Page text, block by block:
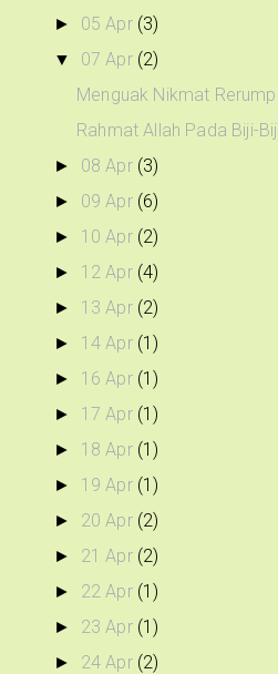
► 05 Apr (3)
▼ 07 Apr (2)
Menguak Nikmat
Rahmat Allah Pada Biji-
► 08 Apr (3)
► 09 Apr (6)
► 10 Apr (2)
► 12 Apr (4)
► 13 Apr (2)
► 14 Apr (1)
► 16 Apr (1)
► 17 Apr (1)
► 18 Apr (1)
► 19 Apr (1)
► 20 Apr (2)
► 21 Apr (2)
► 22 Apr (1)
► 23 Apr (1)
► 24 Apr (2)